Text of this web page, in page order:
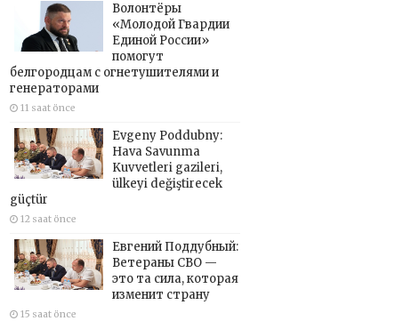
Волонтёры
«Молодой Гвардии
Единой России»
помогут
белгородцам с огнетушителями и
генераторами
11 saat önce
Evgeny Poddubny:
Hava Savunma
Kuvvetleri gazileri,
ülkeyi değiştirecek
güçtür
12 saat önce
Евгений Поддубный:
Ветераны СВО —
это та сила, которая
изменит страну
15 saat önce